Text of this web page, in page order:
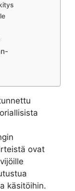
ovat
käsitöihin.